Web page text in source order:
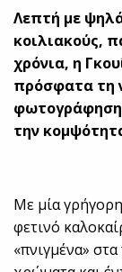
Λεπτή με
κοιλιακούς,
χρόνια, η
πρόσφατα τη
φωτογράφηση
την
Με μία
φετινό
«πνιγμένα»